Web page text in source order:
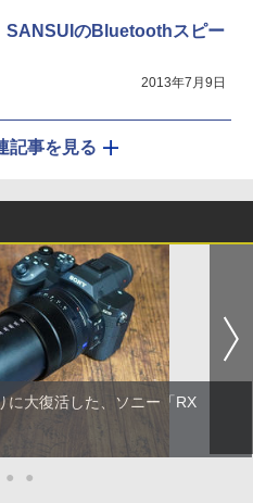
SANSUIのBluetoothスピー
2013年7月9日
記事を見る
に大復活した、ソニー「RX
● ●